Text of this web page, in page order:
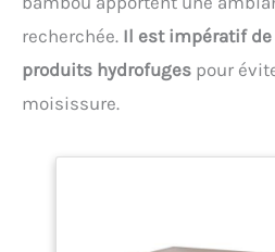
recherchée. Il est impératif
produits hydrofuges pour
moisissure.